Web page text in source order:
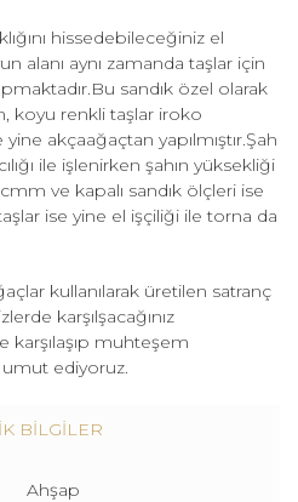
hissedebileceğiniz el
alanı aynı zamanda taşlar için
sandık özel olarak
koyu renkli taşlar iroko
akçaağaçtan yapılmıştır.Şah
ile işlenirken şahın yüksekliği
ve kapalı sandık ölçleri ise
ise yine el işçiliği ile torna da
kullanılarak üretilen satranç
karşılşacağınız
karşılaşıp muhteşem
ediyoruz.
BİLGİLER
Ahşap